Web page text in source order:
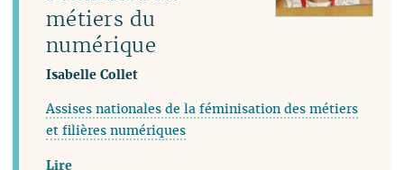
métiers du
numérique
Isabelle Collet
Assises nationales de la féminisation des métiers
et filières numériques
Lire